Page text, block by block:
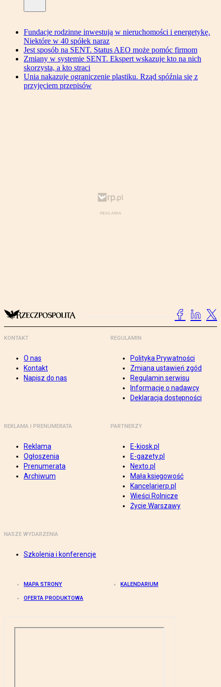
Fundacje rodzinne inwestują w nieruchomości i energetykę.
Niektóre w 40 spółek naraz
Jest sposób na SENT. Status AEO może pomóc firmom
Zmiany w systemie SENT. Ekspert wskazuje kto na nich
skorzysta, a kto straci
Unia nakazuje ograniczenie plastiku. Rząd spóźnia się z
przyjęciem przepisów
KONTAKT
O nas
Kontakt
Napisz do nas
REGULAMIN
Polityka Prywatności
Zmiana ustawień zgód
Regulamin serwisu
Informacje o nadawcy
Deklaracja dostępności
REKLAMA I PRENUMERATA
Reklama
Ogłoszenia
Prenumerata
Archiwum
PARTNERZY
E-kiosk.pl
E-gazety.pl
Nexto.pl
Mała księgowość
Kancelarierp.pl
Wieści Rolnicze
Życie Warszawy
NASZE WYDARZENIA
Szkolenia i konferencje
MAPA STRONY KALENDARIUM
OFERTA PRODUKTOWA